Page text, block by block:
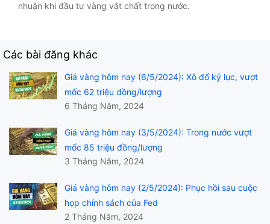
nhuận khi đầu tư vàng vật chất trong nước.
Các bài đăng khác
Giá vàng hôm nay (6/5/2024): Xô đổ kỷ lục, vượt
mốc 62 triệu đồng/lượng
6 Tháng Năm, 2024
Giá vàng hôm nay (3/5/2024): Trong nước vượt
mốc 85 triệu đồng/lượng
3 Tháng Năm, 2024
Giá vàng hôm nay (2/5/2024): Phục hồi sau cuộc
họp chính sách của Fed
2 Tháng Năm, 2024